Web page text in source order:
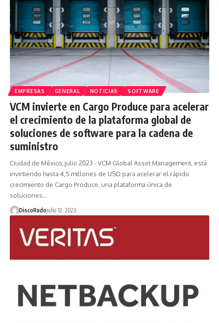
EMPRESAS GENERAL NOTICIAS SOFTWARE
VCM invierte en Cargo Produce para acelerar
el crecimiento de la plataforma global de
soluciones de software para la cadena de
suministro
Ciudad de México, julio 2023 - VCM Global Asset Management, está
invirtiendo hasta 4,5 millones de USD para acelerar el rápido
crecimiento de Cargo Produce, una plataforma única de
soluciones…
DiscoRudojulio 12, 2023